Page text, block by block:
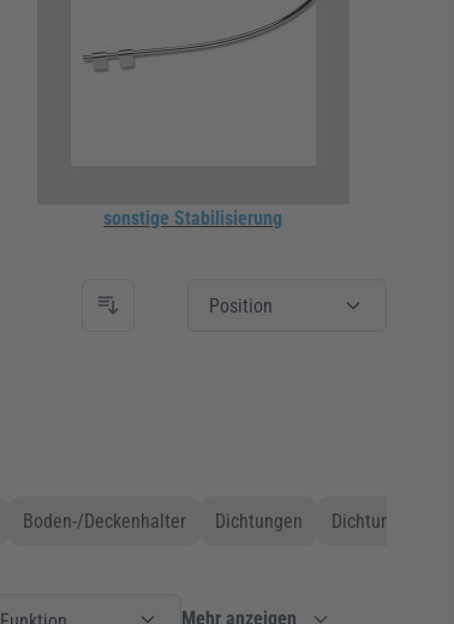
sonstige Stabilisierung
Position
Boden-/Deckenhalter Dichtungen Dichtungen
Funktion
Mehr anzeigen